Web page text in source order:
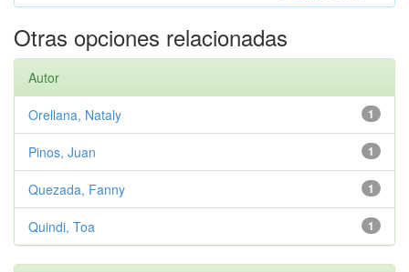
Otras opciones relacionadas
Autor
1
Orellana, Nataly
1
Pinos, Juan
1
Quezada, Fanny
1
Quindi, Toa